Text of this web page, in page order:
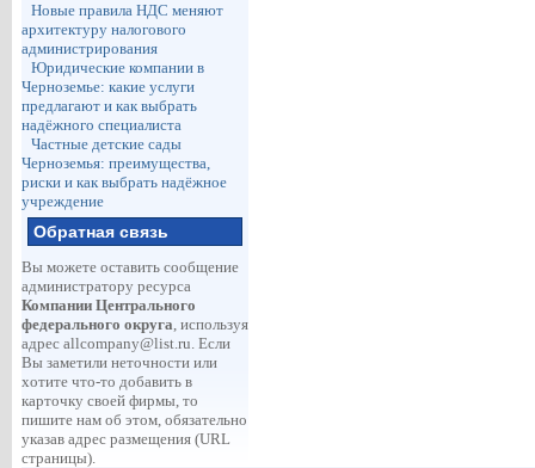
Новые правила НДС меняют
архитектуру налогового
администрирования
Юридические компании в
Черноземье: какие услуги
предлагают и как выбрать
надёжного специалиста
Частные детские сады
Черноземья: преимущества,
риски и как выбрать надёжное
учреждение
Обратная связь
Вы можете оставить сообщение
администратору ресурса
Компании Центрального
федерального округа, используя
адрес allcompany@list.ru. Если
Вы заметили неточности или
хотите что-то добавить в
карточку своей фирмы, то
пишите нам об этом, обязательно
указав адрес размещения (URL
страницы).